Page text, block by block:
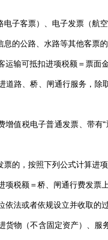
子客票）、电子发票（航
的公路、水路等其他客票
输可抵扣进项税额＝票面
路、桥、闸通行服务，除
值税电子普通发票、带有“
的，按照下列公式计算进
税额＝桥、闸通行费发票
法或者依规设立并收取的
物（不含固定资产）、服